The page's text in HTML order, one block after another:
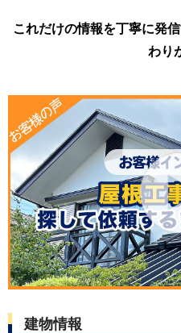
これだけの情報を丁寧に発
わり
建物情報